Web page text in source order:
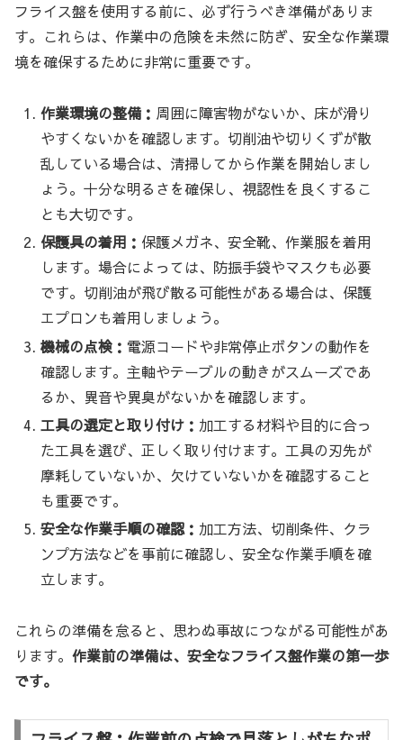
フライス盤を使用する前に、必ず行うべき準備がありま
す。これらは、作業中の危険を未然に防ぎ、安全な作業環
境を確保するために非常に重要です。
作業環境の整備： 周囲に障害物がないか、床が滑り
やすくないかを確認します。切削油や切りくずが散
乱している場合は、清掃してから作業を開始しまし
ょう。十分な明るさを確保し、視認性を良くするこ
とも大切です。
保護具の着用： 保護メガネ、安全靴、作業服を着用
します。場合によっては、防振手袋やマスクも必要
です。切削油が飛び散る可能性がある場合は、保護
エプロンも着用しましょう。
機械の点検： 電源コードや非常停止ボタンの動作を
確認します。主軸やテーブルの動きがスムーズであ
るか、異音や異臭がないかを確認します。
工具の選定と取り付け： 加工する材料や目的に合っ
た工具を選び、正しく取り付けます。工具の刃先が
摩耗していないか、欠けていないかを確認すること
も重要です。
安全な作業手順の確認： 加工方法、切削条件、クラ
ンプ方法などを事前に確認し、安全な作業手順を確
立します。
これらの準備を怠ると、思わぬ事故につながる可能性があ
ります。 作業前の準備は、安全なフライス盤作業の第一歩
です。